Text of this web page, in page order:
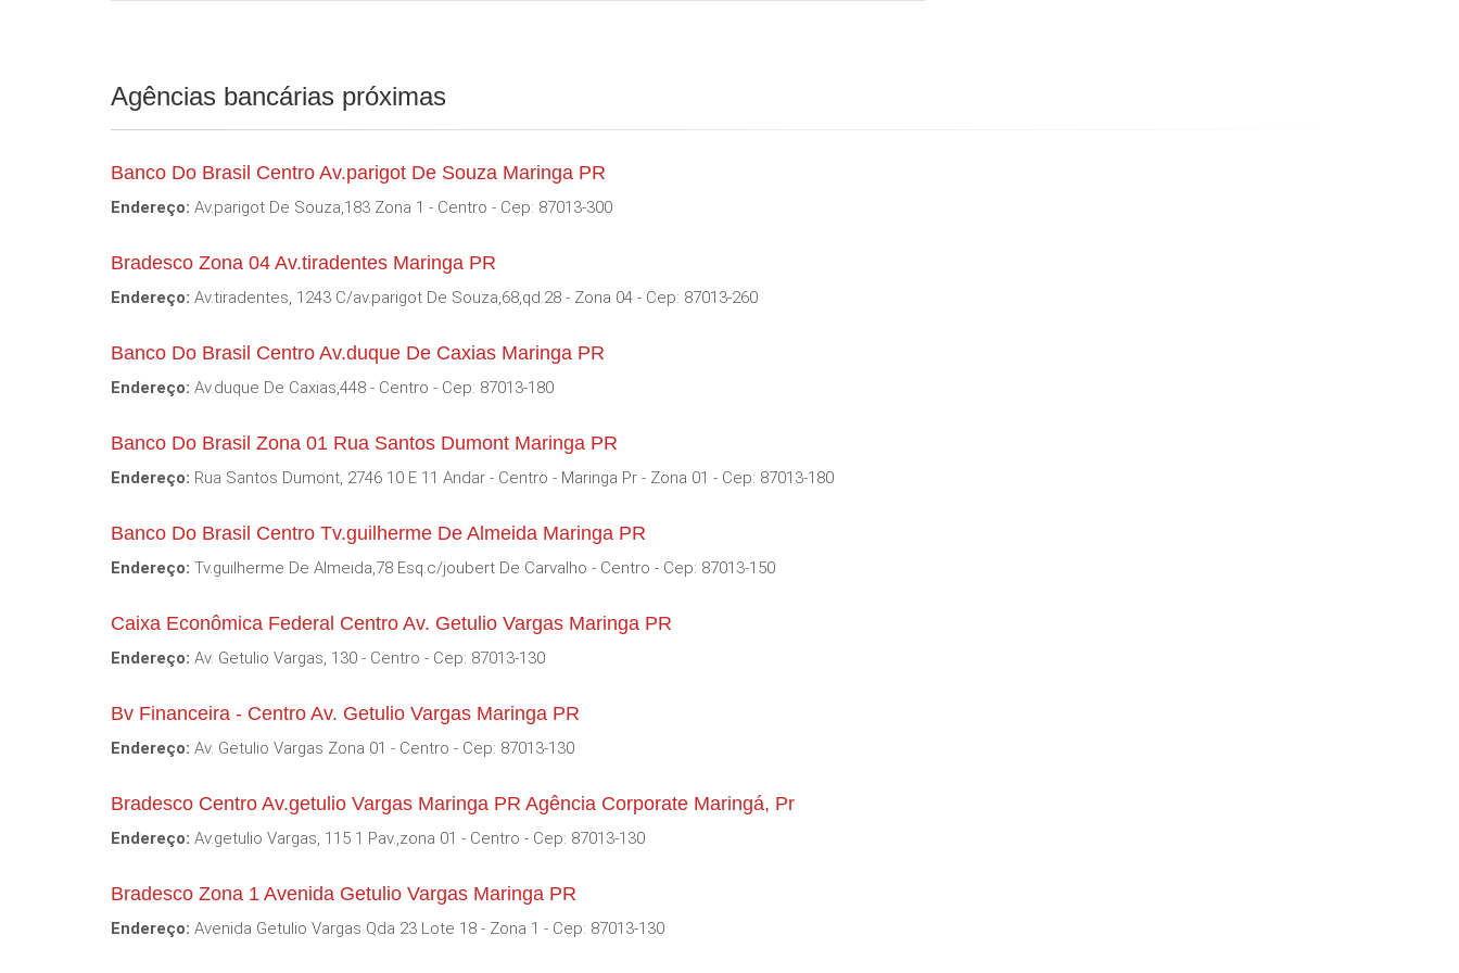
Agências bancárias próximas
Banco Do Brasil Centro Av.parigot De Souza Maringa PR
Endereço: Av.parigot De Souza,183 Zona 1 - Centro - Cep: 87013-300
Bradesco Zona 04 Av.tiradentes Maringa PR
Endereço: Av.tiradentes, 1243 C/av.parigot De Souza,68,qd.28 - Zona 04 - Cep: 87013-260
Banco Do Brasil Centro Av.duque De Caxias Maringa PR
Endereço: Av.duque De Caxias,448 - Centro - Cep: 87013-180
Banco Do Brasil Zona 01 Rua Santos Dumont Maringa PR
Endereço: Rua Santos Dumont, 2746 10 E 11 Andar - Centro - Maringa Pr - Zona 01 - Cep: 87013-180
Banco Do Brasil Centro Tv.guilherme De Almeida Maringa PR
Endereço: Tv.guilherme De Almeida,78 Esq.c/joubert De Carvalho - Centro - Cep: 87013-150
Caixa Econômica Federal Centro Av. Getulio Vargas Maringa PR
Endereço: Av. Getulio Vargas, 130 - Centro - Cep: 87013-130
Bv Financeira - Centro Av. Getulio Vargas Maringa PR
Endereço: Av. Getulio Vargas Zona 01 - Centro - Cep: 87013-130
Bradesco Centro Av.getulio Vargas Maringa PR Agência Corporate Maringá, Pr
Endereço: Av.getulio Vargas, 115 1 Pav.,zona 01 - Centro - Cep: 87013-130
Bradesco Zona 1 Avenida Getulio Vargas Maringa PR
Endereço: Avenida Getulio Vargas Qda 23 Lote 18 - Zona 1 - Cep: 87013-130